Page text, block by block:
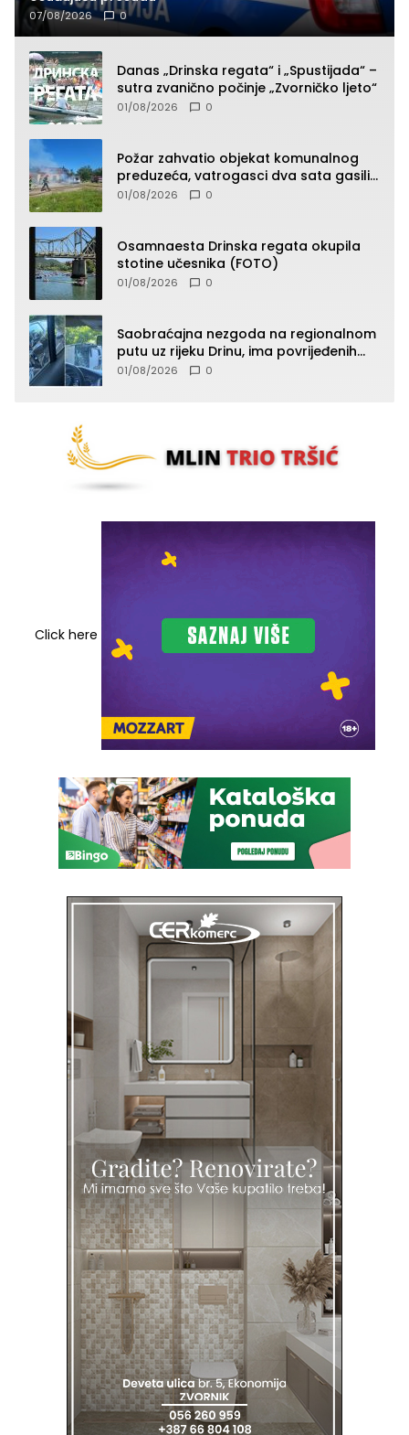
07/08/2026 0
Danas „Drinska regata“ i „Spustijada“ –
sutra zvanično počinje „Zvorničko ljeto“
01/08/2026 0
Požar zahvatio objekat komunalnog
preduzeća, vatrogasci dva sata gasili
vatru (FOTO)
01/08/2026 0
Osamnaesta Drinska regata okupila
stotine učesnika (FOTO)
01/08/2026 0
Saobraćajna nezgoda na regionalnom
putu uz rijeku Drinu, ima povrijeđenih
lica (FOTO)
01/08/2026 0
Click here